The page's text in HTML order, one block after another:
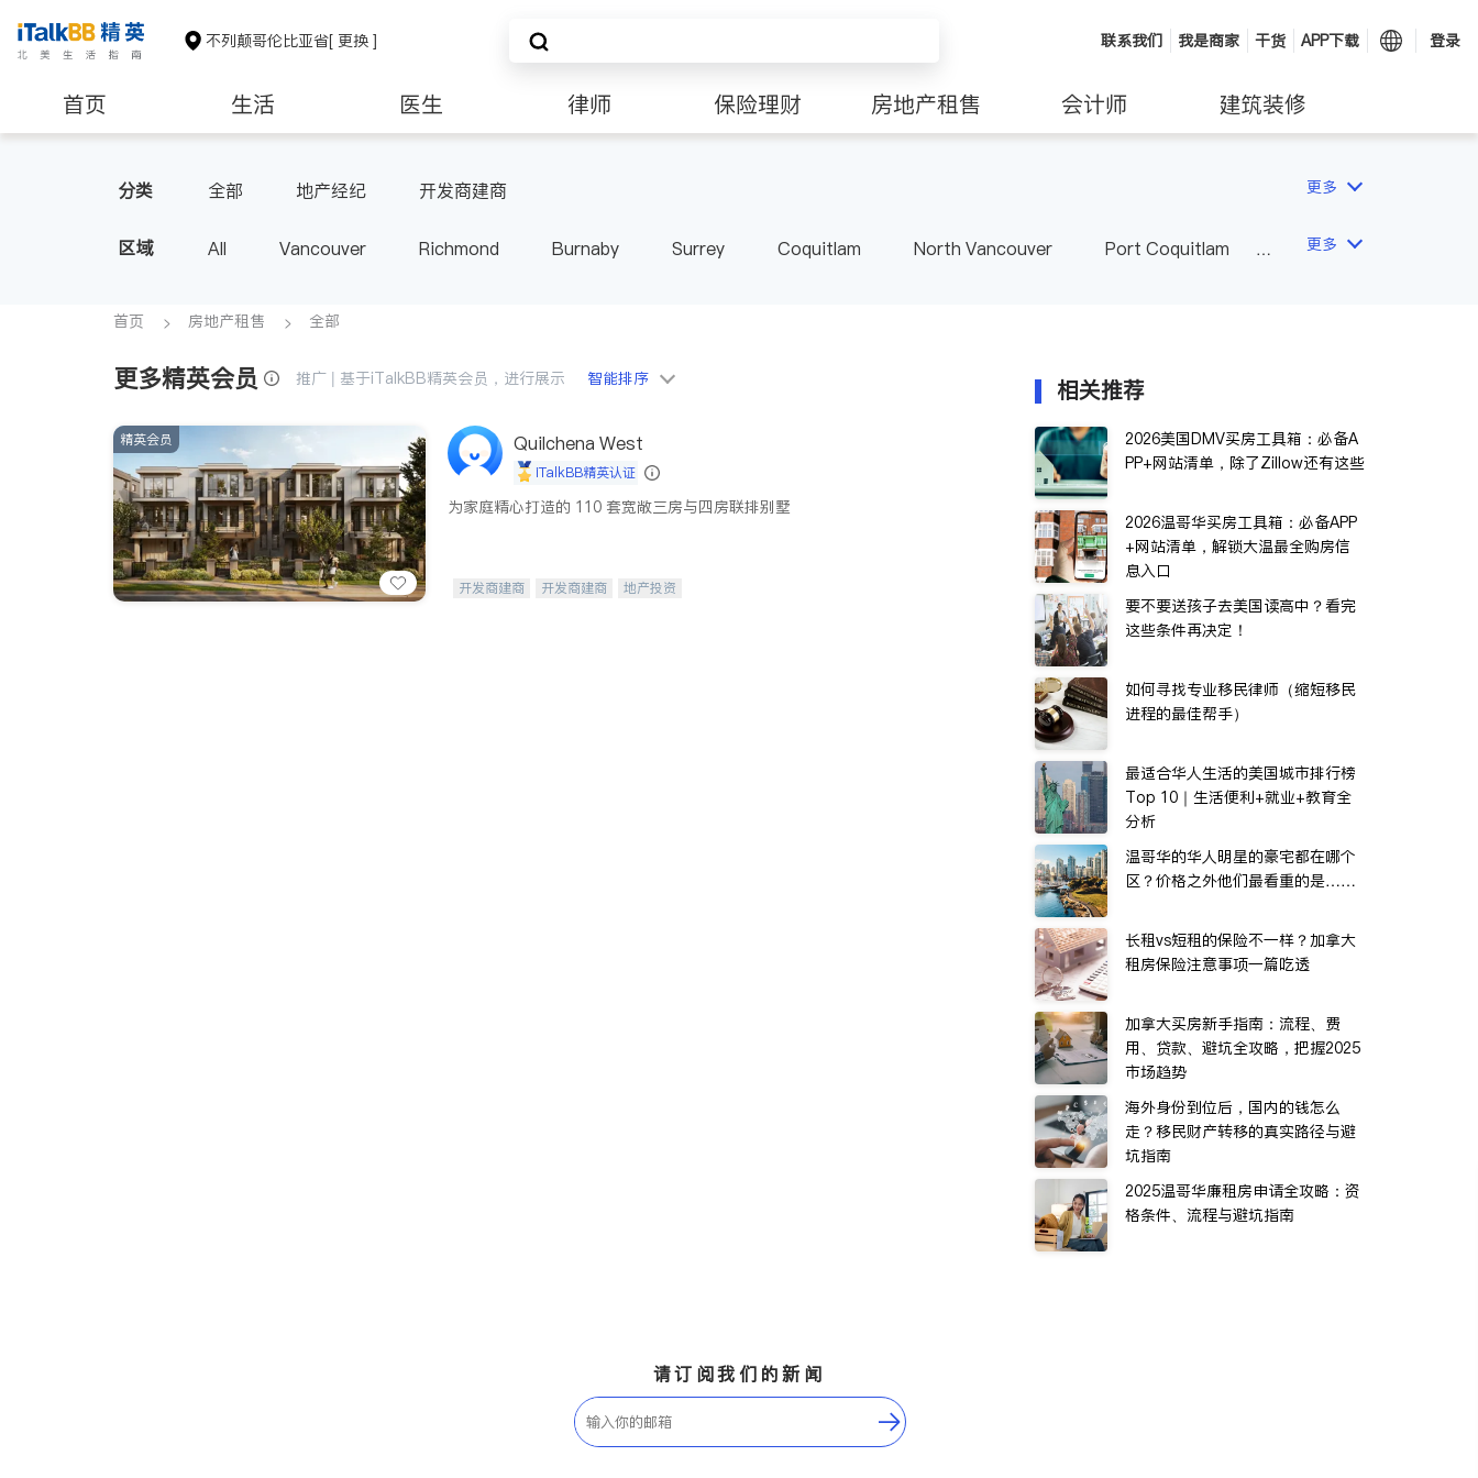
不列颠哥伦比亚省[ 更换 ] 联系我们 我是商家 干货 APP下载 登录
首页 生活 医生 律师 保险理财 房地产租售 会计师 建筑装修
分类 全部 地产经纪 开发商建商 更多
区域 All Vancouver Richmond Burnaby Surrey Coquitlam North Vancouver
Port Coquitlam
BC - Other Cities
更多
首页 房地产租售 全部
更多精英会员 推广 | 基于iTalkBB精英会员，进行展示 智能排序
精英会员 Quilchena West
iTalkBB精英认证
为家庭精心打造的 110 套宽敞三房与四房联排别墅
开发商建商 开发商建商 地产投资
相关推荐
2026美国DMV买房工具箱：必备A
PP+网站清单，除了Zillow还有这些
2026温哥华买房工具箱：必备APP
+网站清单，解锁大温最全购房信
息入口
要不要送孩子去美国读高中？看完
这些条件再决定！
如何寻找专业移民律师（缩短移民
进程的最佳帮手）
最适合华人生活的美国城市排行榜
Top 10｜生活便利+就业+教育全
分析
温哥华的华人明星的豪宅都在哪个
区？价格之外他们最看重的是……
长租vs短租的保险不一样？加拿大
租房保险注意事项一篇吃透
加拿大买房新手指南：流程、费
用、贷款、避坑全攻略，把握2025
市场趋势
海外身份到位后，国内的钱怎么
走？移民财产转移的真实路径与避
坑指南
2025温哥华廉租房申请全攻略：资
格条件、流程与避坑指南
请订阅我们的新闻